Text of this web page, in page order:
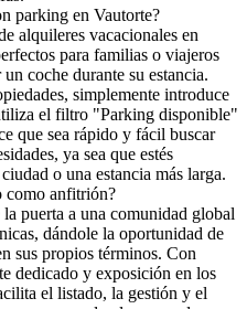
parking en Vautorte?
alquileres vacacionales en
para familias o viajeros
coche durante su estancia.
simplemente introduce
el filtro "Parking disponible"
que sea rápido y fácil buscar
ya sea que estés
o una estancia más larga.
como anfitrión?
puerta a una comunidad global
dándole la oportunidad de
sus propios términos. Con
dedicado y exposición en los
el listado, la gestión y el